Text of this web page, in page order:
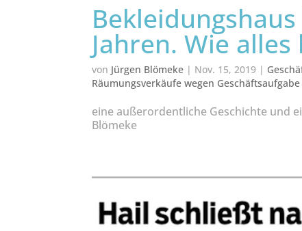
Jahren. Wie
von Jürgen Blömeke | Nov. 15, 2019 |
Räumungsverkäufe wegen
eine außerordentliche Geschichte und
Blömeke